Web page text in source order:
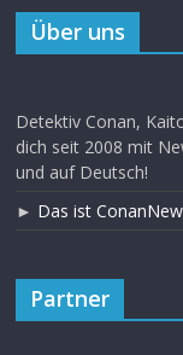
Über uns
Detektiv Conan,
dich seit 2008 mit
und auf Deutsch!
► Das ist
Partner